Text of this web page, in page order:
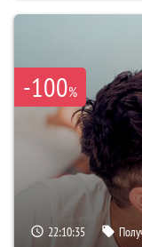
-100%
22:10:34